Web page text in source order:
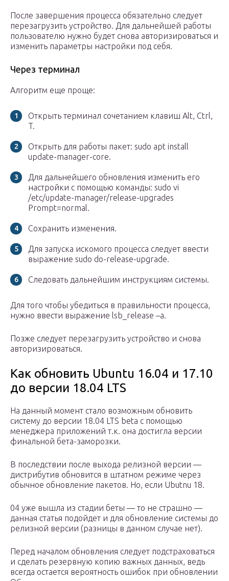
После завершения процесса обязательно следует
перезагрузить устройство. Для дальнейшей работы
пользователю нужно будет снова авторизироваться и
изменить параметры настройки под себя.
Через терминал
Алгоритм еще проще:
Открыть терминал сочетанием клавиш Alt, Ctrl,
T.
Открыть для работы пакет: sudo apt install
update-manager-core.
Для дальнейшего обновления изменить его
настройки с помощью команды: sudo vi
/etc/update-manager/release-upgrades
Prompt=normal.
Сохранить изменения.
Для запуска искомого процесса следует ввести
выражение sudo do-release-upgrade.
Следовать дальнейшим инструкциям системы.
Для того чтобы убедиться в правильности процесса,
нужно ввести выражение lsb_release –a.
Позже следует перезагрузить устройство и снова
авторизироваться.
Как обновить Ubuntu 16.04 и 17.10
до версии 18.04 LTS
На данный момент стало возможным обновить
систему до версии 18.04 LTS beta с помощью
менеджера приложений т.к. она достигла версии
финальной бета-заморозки.
В последствии после выхода релизной версии —
дистрибутив обновится в штатном режиме через
обычное обновление пакетов. Но, если Ubutnu 18.
04 уже вышла из стадии беты — то не страшно —
данная статья подойдет и для обновление системы до
релизной версии (разницы в данном случае нет).
Перед началом обновления следует подстраховаться
и сделать резервную копию важных данных, ведь
всегда остается вероятность ошибок при обновлении